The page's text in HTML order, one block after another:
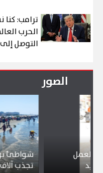
ترامب: كنا
الحرب
التوصل
الصور
شواطئ بورسعيد
تجذب آلاف الزائرين